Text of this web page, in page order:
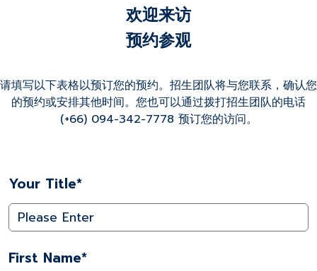
欢迎来访
预约参观
请填写以下表格以预订您的预约。招生团队将与您联系，确认您
的预约或安排其他时间。您也可以通过拨打招生团队的电话
(+66) 094-342-7778 预订您的访问。
Your Title*
First Name*